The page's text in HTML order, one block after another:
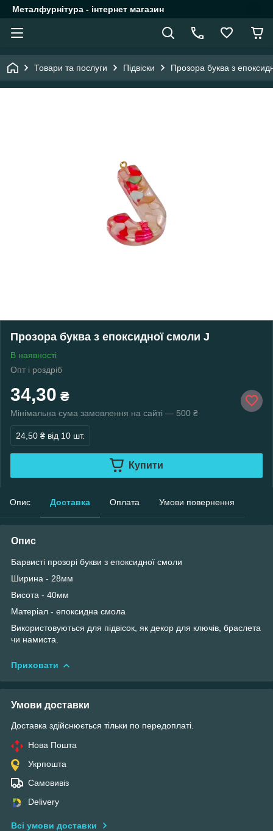
Металфурнітура - інтернет магазин
Товари та послуги Підвіски Прозора буква з
Прозора буква з епоксидної смоли J
В наявності
Опт і роздріб
34,30 ₴
Мінімальна сума замовлення на сайті — 500 ₴
24,50 ₴ від 10 шт.
Купити
Опис Доставка Оплата Умови повернення
Опис
Барвисті прозорі букви з епоксидної смоли
Ширина - 28мм
Висота - 40мм
Матеріал - епоксидна смола
Використовуються для підвісок, як декор для ключів, браслета
чи намиста.
Приховати
Умови доставки
Доставка здійснюється тільки по передоплаті.
Нова Пошта
Укрпошта
Самовивіз
Delivery
Всі умови доставки